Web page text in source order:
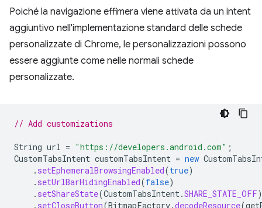
Poiché la navigazione effimera viene attivata da un intent
aggiuntivo nell'implementazione standard delle schede
personalizzate di Chrome, le personalizzazioni possono
essere aggiunte come nelle normali schede
personalizzate.
// Add customizations
String url = "https://developers.android.com" ;
CustomTabsIntent customTabsIntent = new
. setEphemeralBrowsingEnabled(true)
. setUrlBarHidingEnabled(false)
. setShareState(CustomTabsIntent.SHARE_STATE_OFF)
. setCloseButton(BitmapFactory.decodeResource(